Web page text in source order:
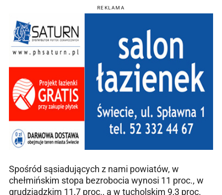
REKLAMA
Spośród sąsiadujących z nami powiatów, w
chełmińskim stopa bezrobocia wynosi 11 proc., w
grudziądzkim 11,7 proc., a w tucholskim 9,3 proc.